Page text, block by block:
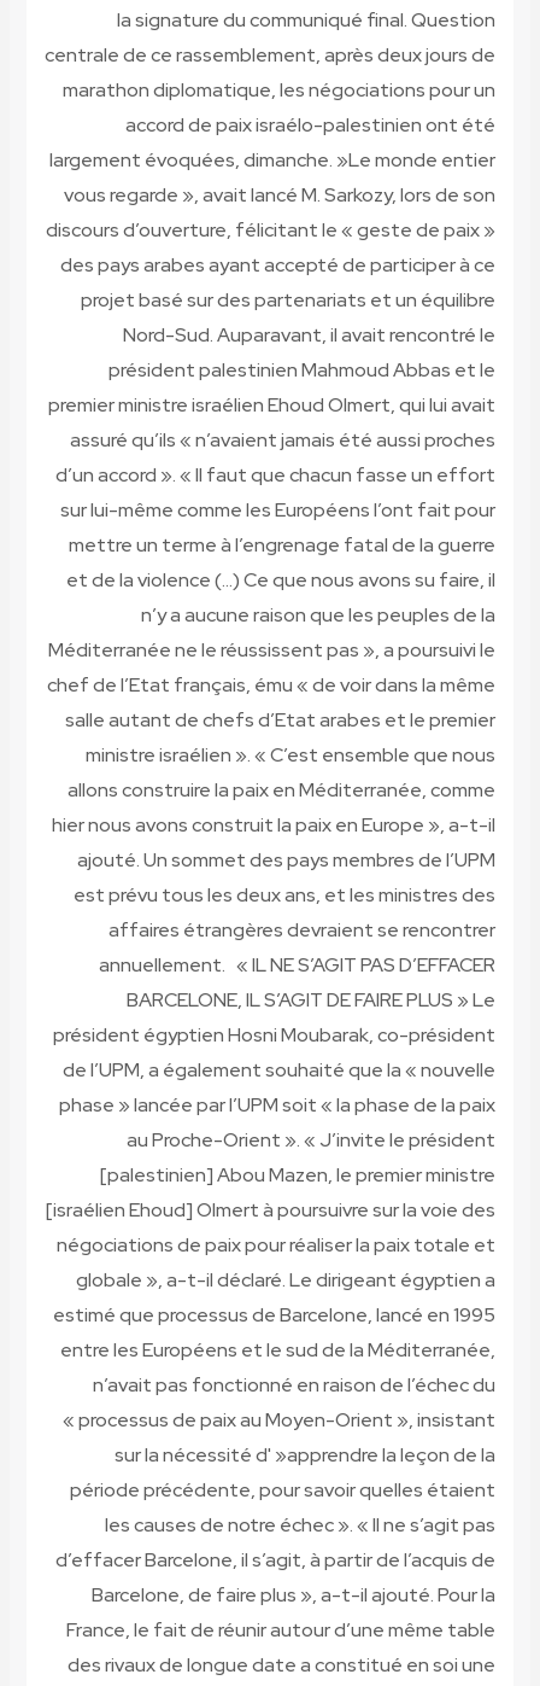
la signature du communiqué final. Question
centrale de ce rassemblement, après deux jours de
marathon diplomatique, les négociations pour un
accord de paix israélo-palestinien ont été
largement évoquées, dimanche. »Le monde entier
vous regarde », avait lancé M. Sarkozy, lors de son
discours d’ouverture, félicitant le « geste de paix »
des pays arabes ayant accepté de participer à ce
projet basé sur des partenariats et un équilibre
Nord-Sud. Auparavant, il avait rencontré le
président palestinien Mahmoud Abbas et le
premier ministre israélien Ehoud Olmert, qui lui avait
assuré qu’ils « n’avaient jamais été aussi proches
d’un accord ». « Il faut que chacun fasse un effort
sur lui-même comme les Européens l’ont fait pour
mettre un terme à l’engrenage fatal de la guerre
et de la violence (…) Ce que nous avons su faire, il
n’y a aucune raison que les peuples de la
Méditerranée ne le réussissent pas », a poursuivi le
chef de l’Etat français, ému « de voir dans la même
salle autant de chefs d’Etat arabes et le premier
ministre israélien ». « C’est ensemble que nous
allons construire la paix en Méditerranée, comme
hier nous avons construit la paix en Europe », a-t-il
ajouté. Un sommet des pays membres de l’UPM
est prévu tous les deux ans, et les ministres des
affaires étrangères devraient se rencontrer
annuellement. « IL NE S’AGIT PAS D’EFFACER
BARCELONE, IL S’AGIT DE FAIRE PLUS » Le
président égyptien Hosni Moubarak, co-président
de l’UPM, a également souhaité que la « nouvelle
phase » lancée par l’UPM soit « la phase de la paix
au Proche-Orient ». « J’invite le président
[palestinien] Abou Mazen, le premier ministre
[israélien Ehoud] Olmert à poursuivre sur la voie des
négociations de paix pour réaliser la paix totale et
globale », a-t-il déclaré. Le dirigeant égyptien a
estimé que processus de Barcelone, lancé en 1995
entre les Européens et le sud de la Méditerranée,
n’avait pas fonctionné en raison de l’échec du
« processus de paix au Moyen-Orient », insistant
sur la nécessité d' »apprendre la leçon de la
période précédente, pour savoir quelles étaient
les causes de notre échec ». « Il ne s’agit pas
d’effacer Barcelone, il s’agit, à partir de l’acquis de
Barcelone, de faire plus », a-t-il ajouté. Pour la
France, le fait de réunir autour d’une même table
des rivaux de longue date a constitué en soi une